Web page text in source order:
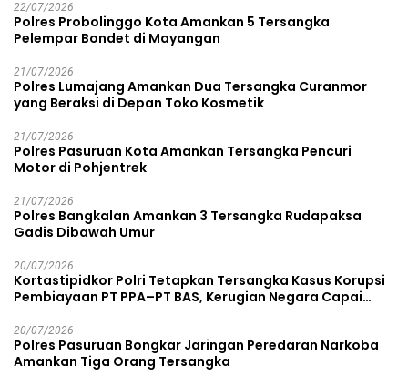
22/07/2026
Polres Probolinggo Kota Amankan 5 Tersangka
Pelempar Bondet di Mayangan
21/07/2026
Polres Lumajang Amankan Dua Tersangka Curanmor
yang Beraksi di Depan Toko Kosmetik
21/07/2026
Polres Pasuruan Kota Amankan Tersangka Pencuri
Motor di Pohjentrek
21/07/2026
Polres Bangkalan Amankan 3 Tersangka Rudapaksa
Gadis Dibawah Umur
20/07/2026
Kortastipidkor Polri Tetapkan Tersangka Kasus Korupsi
Pembiayaan PT PPA–PT BAS, Kerugian Negara Capai
20/07/2026
Polres Pasuruan Bongkar Jaringan Peredaran Narkoba
Amankan Tiga Orang Tersangka